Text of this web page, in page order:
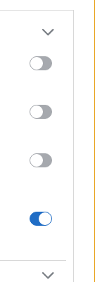
more Google
may click to
tags to
Google
felújítás
minta az